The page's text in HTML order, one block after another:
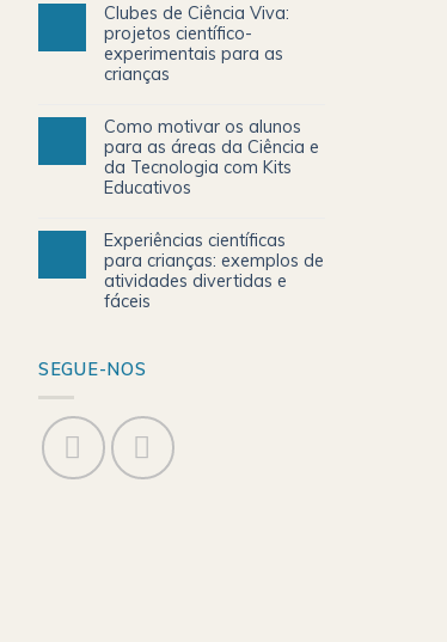
Clubes de Ciência Viva:
projetos científico-
experimentais para as
crianças
Como motivar os alunos
para as áreas da Ciência e
da Tecnologia com Kits
Educativos
Experiências científicas
para crianças: exemplos de
atividades divertidas e
fáceis
SEGUE-NOS